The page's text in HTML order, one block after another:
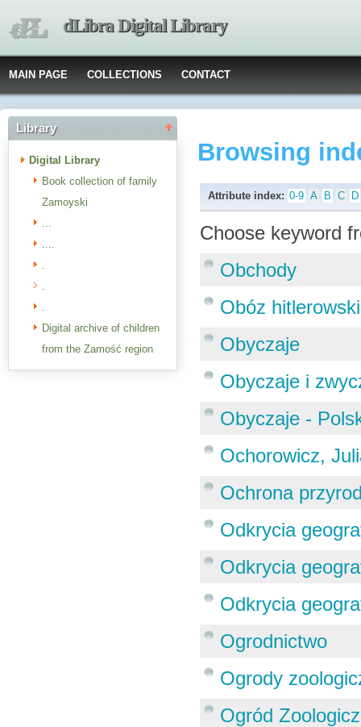
dLibra Digital Library
MAIN PAGE COLLECTIONS CONTACT
Library
Digital Library
Book collection of family
Zamoyski
...
....
.
.
.
Digital archive of children
from the Zamość region
Browsing
Attribute index: 0-9 A B C D
Choose keyword
Obchody
Obóz
Obyczaje
Obyczaje i
Obyczaje -
Ochorowicz,
Ochrona
Odkrycia
Odkrycia
Odkrycia
Ogrodnictwo
Ogrody
Ogród